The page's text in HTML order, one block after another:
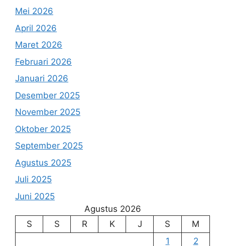
Mei 2026
April 2026
Maret 2026
Februari 2026
Januari 2026
Desember 2025
November 2025
Oktober 2025
September 2025
Agustus 2025
Juli 2025
Juni 2025
Agustus 2026
S
S R K J S
M
1
2